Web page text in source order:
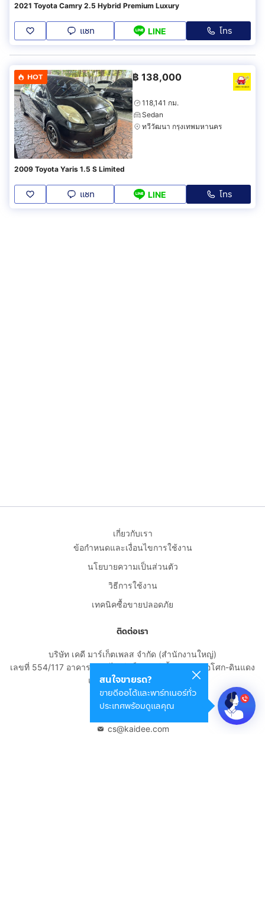
2021 Toyota Camry 2.5 Hybrid Premium Luxury
แชท LINE โทร
HOT ฿ 138,000
118,141 กม.
Sedan
ทวีวัฒนา กรุงเทพมหานคร
2009 Toyota Yaris 1.5 S Limited
แชท LINE โทร
สนใจขายรถ?
ขายดีออโต้และพาร์ทเนอร์ทั่ว
ประเทศพร้อมดูแลคุณ
เกี่ยวกับเรา
ข้อกำหนดและเงื่อนไขการใช้งาน
นโยบายความเป็นส่วนตัว
วิธีการใช้งาน
เทคนิคซื้อขายปลอดภัย
ติดต่อเรา
บริษัท เคดี มาร์เก็ตเพลส จำกัด (สำนักงานใหญ่)
เลขที่ 554/117 อาคารสกายไนน์ เซ็นเตอร์ ชั้น 22 ถนนอโศก-ดินแดง
แขวงดินแดง เขตดินแดง
กรุงเทพมหานคร 10400
cs@kaidee.com